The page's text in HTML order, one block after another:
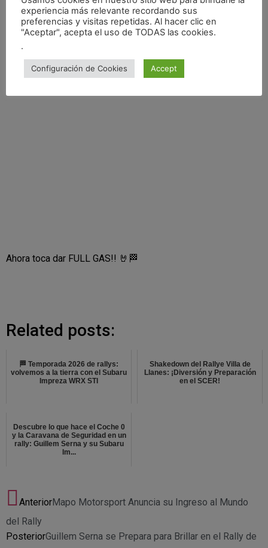
Guillem está preparando su vuelta a los rallys, y la próxima
prueba que le espera es el RALLYSPRINT de la CODINA, el
inicio del Campeonato de rallys de tierra de Catalunya. Un
rally de tierra en la finca de Xevi Pons, el Circuit de la Codina.
Ahora toca dar FULL GAS!! 🤘🏁
Related posts:
🏁 Temporada 2026 de rallys:
volvemos a la tierra con el Subaru
Impreza WRX STI
Shakedown del Rallye Villa de
Llanes: ¡Diversión y Preparación
en el SCER!
Descubre lo que hace el Coche 0
y la Caravana de Seguridad en un
rally: Guillem Serna y su Subaru
Im...
AnteriorMapo Motorsport Anuncia su Ingreso al Mundo
del Rally
PosteriorGuillem Serna se Prepara para Brillar en el Rally de
experiencia más relevante recordando sus
preferencias y visitas repetidas. Al hacer clic en
"Aceptar", acepta el uso de TODAS las cookies.
.
Configuración de Cookies Accept